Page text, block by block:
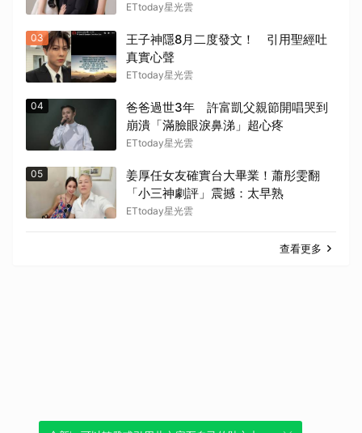
ETtoday星光雲
03
王子神隱8月二度發文！ 引用聖經吐
真實心聲
ETtoday星光雲
04
爸爸過世3年 許富凱父親節開唱哭到
崩潰「滿臉眼淚鼻涕」超心疼
ETtoday星光雲
05
姜厚任女友確實台大畢業！蕭彤雯翻
「小三神劇評」震撼：太早熟
ETtoday星光雲
查看更多